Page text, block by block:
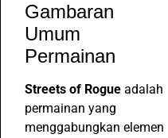
Gambaran
Umum
Permainan
Streets of Rogue adalah
permainan yang
menggabungkan elemen